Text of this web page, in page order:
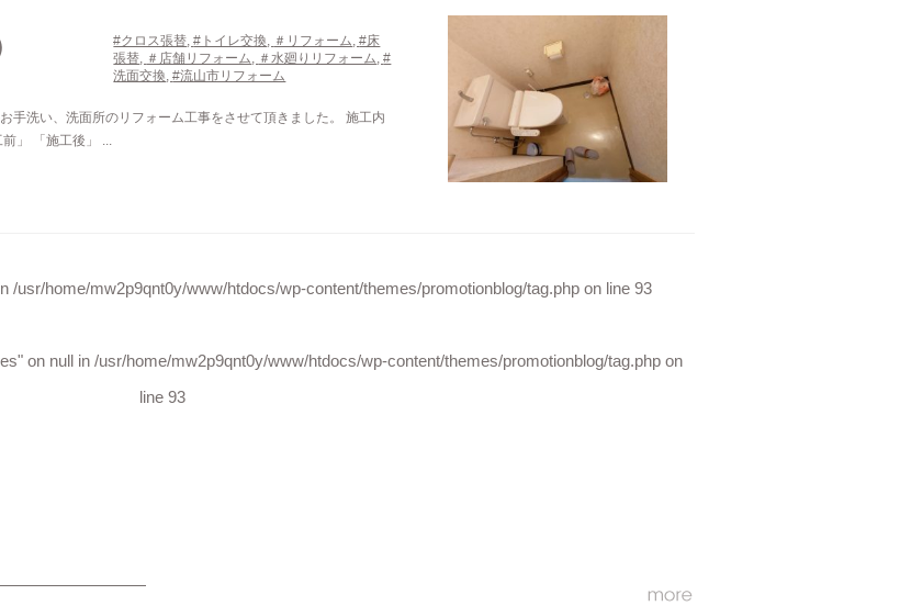
#クロス張替,#トイレ交換, ＃リフォーム,#床
張替, ＃店舗リフォーム, ＃水廻りリフォーム,#
洗面交換,#流山市リフォーム
洗い、洗面所のリフォーム工事をさせて頂きました。 施工内
」 「施工後」 ...
/usr/home/mw2p9qnt0y/www/htdocs/wp-content/themes/promotionblog/tag.phpon line 93
on null in /usr/home/mw2p9qnt0y/www/htdocs/wp-content/themes/promotionblog/tag.phpon
line 93